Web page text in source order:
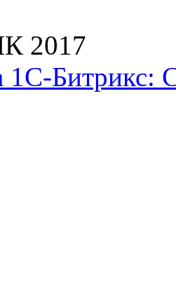
2017
1С-Битрикс: